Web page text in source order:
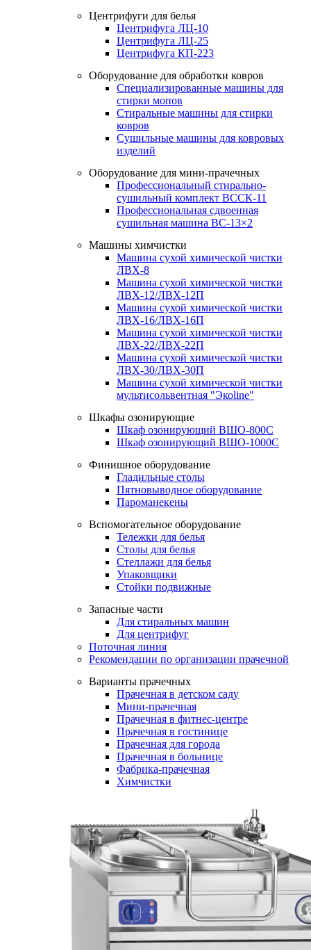
Центрифуги для белья
Центрифуга ЛЦ-10
Центрифуга ЛЦ-25
Центрифуга КП-223
Оборудование для обработки ковров
Специализированные машины для
стирки мопов
Стиральные машины для стирки
ковров
Сушильные машины для ковровых
изделий
Оборудование для мини-прачечных
Профессиональный стирально-
сушильный комплект ВССК-11
Профессиональная сдвоенная
сушильная машина ВС-13×2
Машины химчистки
Машина сухой химической чистки
ЛВХ-8
Машина сухой химической чистки
ЛВХ-12/ЛВХ-12П
Машина сухой химической чистки
ЛВХ-16/ЛВХ-16П
Машина сухой химической чистки
ЛВХ-22/ЛВХ-22П
Машина сухой химической чистки
ЛВХ-30/ЛВХ-30П
Машина сухой химической чистки
мультисольвентная "Экоline"
Шкафы озонирующие
Шкаф озонирующий ВШО-800С
Шкаф озонирующий ВШО-1000С
Финишное оборудование
Гладильные столы
Пятновыводное оборудование
Пароманекены
Вспомогательное оборудование
Тележки для белья
Столы для белья
Стеллажи для белья
Упаковщики
Стойки подвижные
Запасные части
Для стиральных машин
Для центрифуг
Поточная линия
Рекомендации по организации прачечной
Варианты прачечных
Прачечная в детском саду
Мини-прачечная
Прачечная в фитнес-центре
Прачечная в гостинице
Прачечная для города
Прачечная в больнице
Фабрика-прачечная
Химчистки